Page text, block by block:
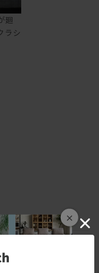
×
廻
ラシ
やその他様々なレ